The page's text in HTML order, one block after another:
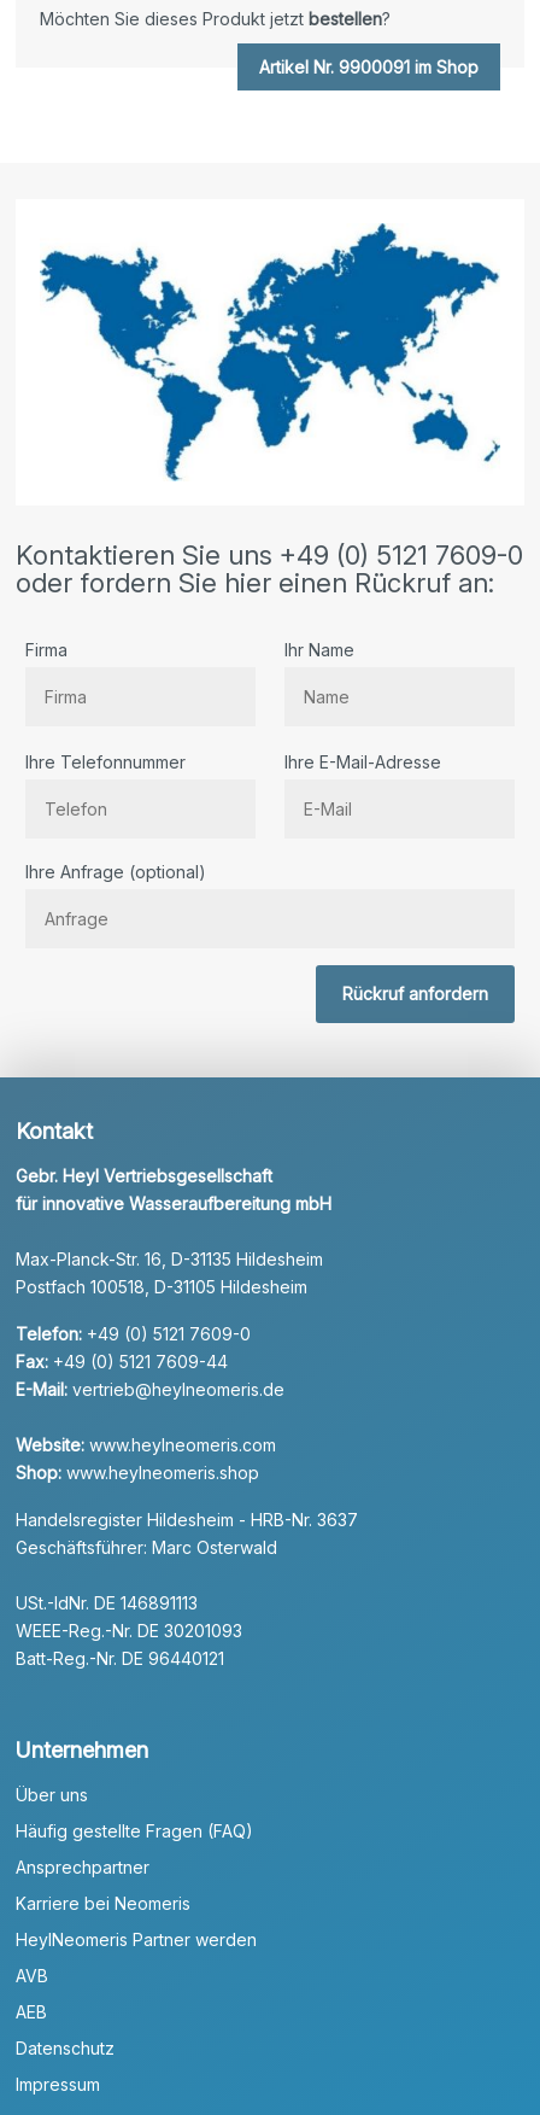
Möchten Sie dieses Produkt jetzt bestellen?
Artikel Nr. 9900091 im Shop
Kontaktieren Sie uns +49 (0) 5121 7609-0
oder fordern Sie hier einen Rückruf an:
Firma Ihr Name
Ihre Telefonnummer Ihre E-Mail-Adresse
Ihre Anfrage (optional)
Rückruf anfordern
Kontakt
Gebr. Heyl Vertriebsgesellschaft
für innovative Wasseraufbereitung mbH
Max-Planck-Str. 16, D-31135 Hildesheim
Postfach 100518, D-31105 Hildesheim
Telefon: +49 (0) 5121 7609-0
Fax: +49 (0) 5121 7609-44
E-Mail: vertrieb@heylneomeris.de
Website: www.heylneomeris.com
Shop: www.heylneomeris.shop
Handelsregister Hildesheim - HRB-Nr. 3637
Geschäftsführer: Marc Osterwald
USt.-IdNr. DE 146891113
WEEE-Reg.-Nr. DE 30201093
Batt-Reg.-Nr. DE 96440121
Unternehmen
Über uns
Häufig gestellte Fragen (FAQ)
Ansprechpartner
Karriere bei Neomeris
HeylNeomeris Partner werden
AVB
AEB
Datenschutz
Impressum